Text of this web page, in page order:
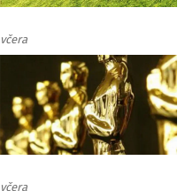
včera
včera